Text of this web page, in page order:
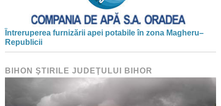
Întreruperea furnizării apei potabile în zona Magheru–
Republicii
BIHON ŞTIRILE JUDEŢULUI BIHOR